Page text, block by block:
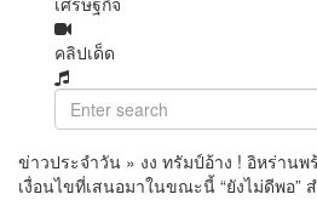
คลิปเด็ด
ข่าวประจำวัน » งง ทรัมป์อ้าง ! อิหร่านพ
เงื่อนไขที่เสนอมาในขณะนี้ “ยังไม่ดีพอ”